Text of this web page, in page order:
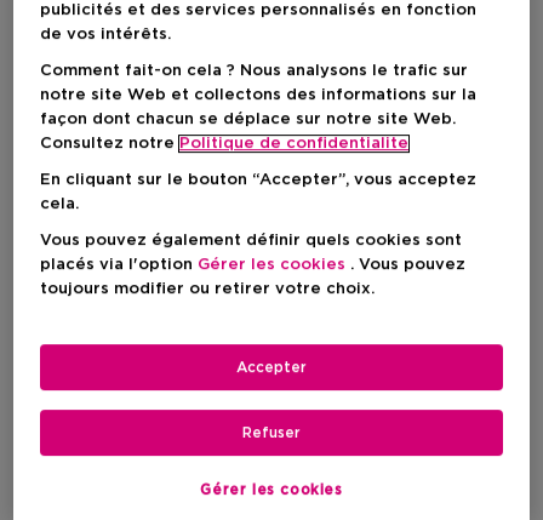
Abeille Royale
Honey Bond Treatment -
Prix du produit
75,90 €
4
Keratin Alpha Sleek
Smooth Transformer - Soin
Prix du produit
31,90 €
2
publicités et des services personnalisés en fonction
de vos intérêts.
Comment fait-on cela ? Nous analysons le trafic sur
notre site Web et collectons des informations sur la
façon dont chacun se déplace sur notre site Web.
Consultez notre Politique de confidentialite
En cliquant sur le bouton “Accepter”, vous acceptez
cela.
Vous pouvez également définir quels cookies sont
placés via l'option Gérer les cookies . Vous pouvez
toujours modifier ou retirer votre choix.
Gérer les cookies
Refuser
Accepter